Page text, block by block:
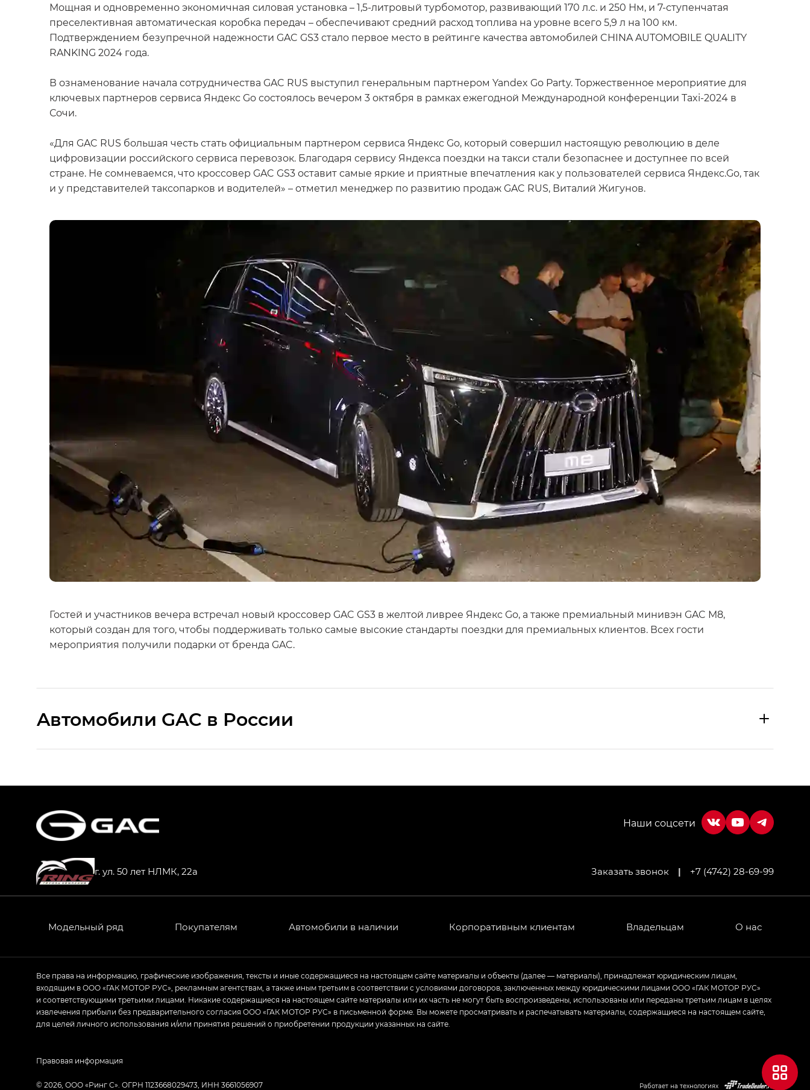
Мощная и одновременно экономичная силовая установка – 1,5-литровый турбомотор, развивающий 170 л.с. и 250 Нм, и 7-ступенчатая
преселективная автоматическая коробка передач – обеспечивают средний расход топлива на уровне всего 5,9 л на 100 км.
Подтверждением безупречной надежности GAC GS3 стало первое место в рейтинге качества автомобилей CHINA AUTOMOBILE QUALITY
RANKING 2024 года.
В ознаменование начала сотрудничества GAC RUS выступил генеральным партнером Yandex Go Party. Торжественное мероприятие для
ключевых партнеров сервиса Яндекс Go состоялось вечером 3 октября в рамках ежегодной Международной конференции Taxi-2024 в
Сочи.
«Для GAC RUS большая честь стать официальным партнером сервиса Яндекс Go, который совершил настоящую революцию в деле
цифровизации российского сервиса перевозок. Благодаря сервису Яндекса поездки на такси стали безопаснее и доступнее по всей
стране. Не сомневаемся, что кроссовер GAC GS3 оставит самые яркие и приятные впечатления как у пользователей сервиса Яндекс.Go, так
и у представителей таксопарков и водителей» – отметил менеджер по развитию продаж GAC RUS, Виталий Жигунов.
Гостей и участников вечера встречал новый кроссовер GAC GS3 в желтой ливрее Яндекс Go, а также премиальный минивэн GAC M8,
который создан для того, чтобы поддерживать только самые высокие стандарты поездки для премиальных клиентов. Всех гости
мероприятия получили подарки от бренда GAC.
Aвтомобили GAC в России
HYPTEC HT — Хайптек Эйч Ти (HYPTEC HT) в комплектации Экс ПРЕМИУМ — EX PREMIUM
AION V — Айон Ви в комплектациях Экс — EX, Экс ПРЕМИУМ — EX Premium
GS8 — Джи Эс 8 (GS8) в комплектациях Джи Эс 8 ТРЭВЕЛЛЕР — GS8 TRAVELLER, Джи Икс ПРЕМИУМ — GX PREMIUM, Джи Эти — GT, Джи Эль —
GL
GS4 — Джи Эс 4 (GS4) в комплектациях Джи Би Передний привод — GB 2WD, Джи Би Полный привод — GB AWD, Джи Эль Полный привод —
Empow — Эмпау (Empow) в комплектации Джи Эс — GS, Джи Эль с элементы экстерьера в спортивном стиле — GL (S-Style)
г. ул. 50 лет НЛМК, 22а Заказать звонок | +7 (4742) 28-69-99
Модельный ряд Покупателям Автомобили в наличии Корпоративным клиентам Владельцам О нас
Все права на информацию, графические изображения, тексты и иные содержащиеся на настоящем сайте материалы и объекты (далее — материалы), принадлежат юридическим лицам,
входящим в ООО «ГАК МОТОР РУС», рекламным агентствам, а также иным третьим в соответствии с условиями договоров, заключенных между юридическими лицами ООО «ГАК МОТОР РУС»
и соответствующими третьими лицами. Никакие содержащиеся на настоящем сайте материалы или их часть не могут быть воспроизведены, использованы или переданы третьим лицам в целях
извлечения прибыли без предварительного согласия ООО «ГАК МОТОР РУС» в письменной форме. Вы можете просматривать и распечатывать материалы, содержащиеся на настоящем сайте,
для целей личного использования и/или принятия решений о приобретении продукции указанных на сайте.
© 2026, ООО «Ринг С». ОГРН 1123668029473, ИНН 3661056907
Правовая информация
Работает на технологиях